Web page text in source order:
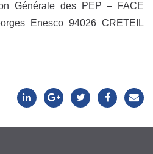
Générale des PEP – FACE
Enesco 94026 CRETEIL